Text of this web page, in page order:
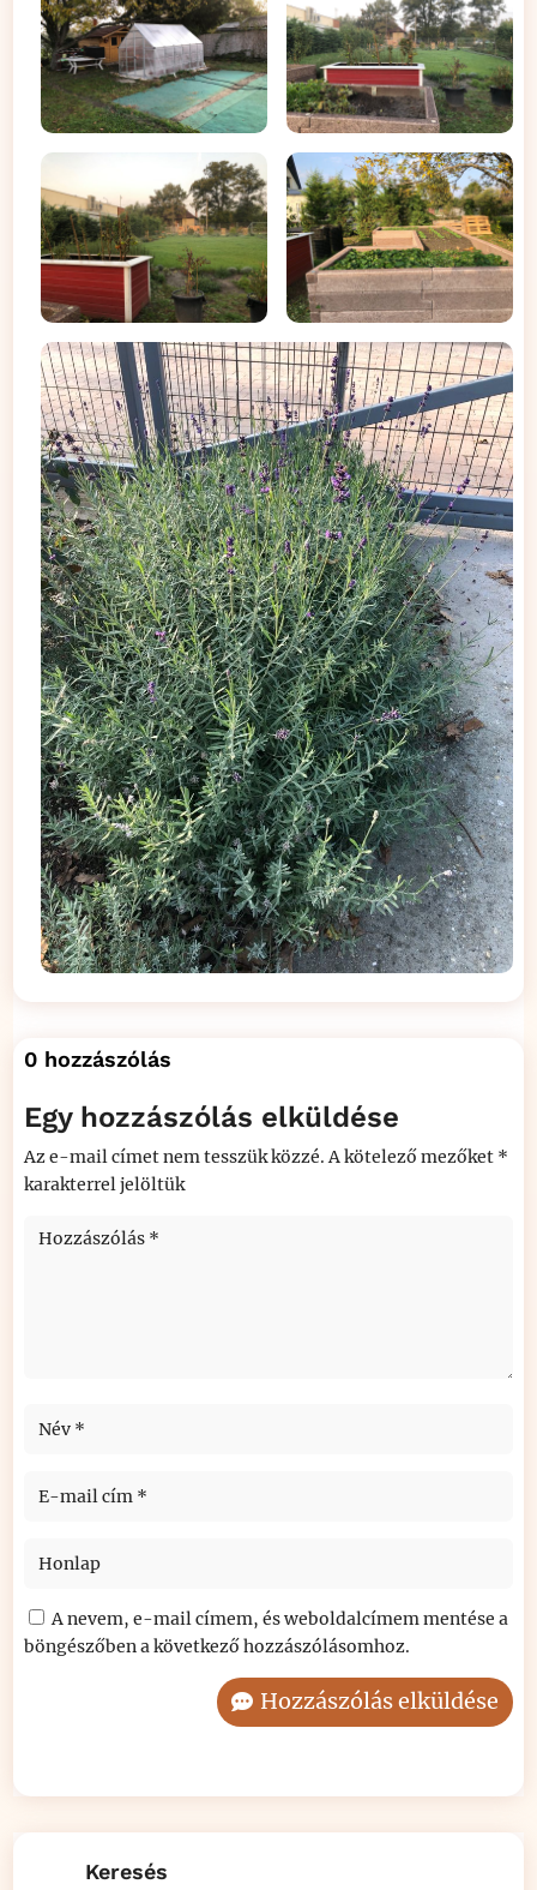
0 hozzászólás
Egy hozzászólás elküldése
Az e-mail címet nem tesszük közzé. A kötelező mezőket *
karakterrel jelöltük
A nevem, e-mail címem, és weboldalcímem mentése a
böngészőben a következő hozzászólásomhoz.
Hozzászólás elküldése
Keresés